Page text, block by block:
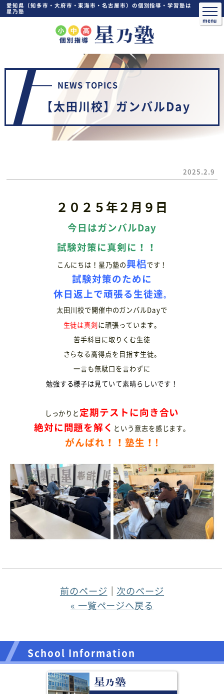
愛知県（知多市・大府市・東海市・名古屋市）の個別指導・学習塾は
星乃塾
NEWS TOPICS
【太田川校】ガンバルDay
2025.2.9
２０２５年２月９日
今日はガンバルDay
試験対策に真剣に！！
こんにちは！星乃塾の興梠です！
試験対策のために
休日返上で頑張る生徒達。
太田川校で開催中のガンバルDayで
生徒は真剣に頑張っています。
苦手科目に取りくむ生徒
さらなる高得点を目指す生徒。
一言も無駄口を言わずに
勉強する様子は見ていて素晴らしいです！
しっかりと 定期テストに向き合い
絶対に問題を解く という意志を感じます。
がんばれ！！塾生！!
前のページ ｜ 次のページ
« 一覧ページへ戻る
School Information